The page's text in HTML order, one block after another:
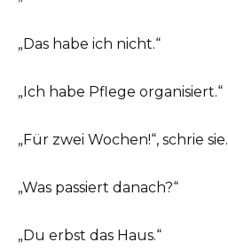
„Das habe ich nicht.“
„Ich habe Pflege organisiert.“
„Für zwei Wochen!“, schrie sie.
„Was passiert danach?“
„Du erbst das Haus.“